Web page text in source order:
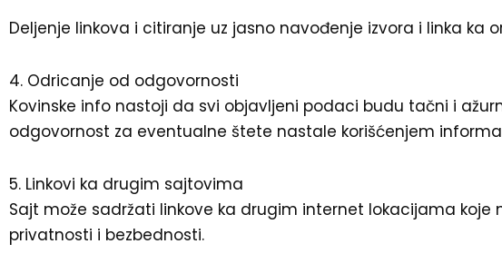
Deljenje linkova i citiranje uz jasno navođenje izvora i linka ka
4. Odricanje od odgovornosti
Kovinske info nastoji da svi objavljeni podaci budu tačni i
odgovornost za eventualne štete nastale korišćenjem
5. Linkovi ka drugim sajtovima
Sajt može sadržati linkove ka drugim internet lokacijama
privatnosti i bezbednosti.